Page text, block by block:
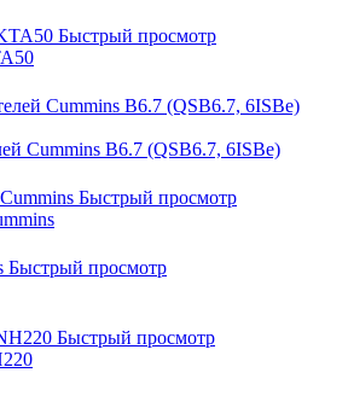
Быстрый просмотр
Cummins B6.7 (QSB6.7, 6ISBe)
Быстрый просмотр
Быстрый просмотр
Быстрый просмотр